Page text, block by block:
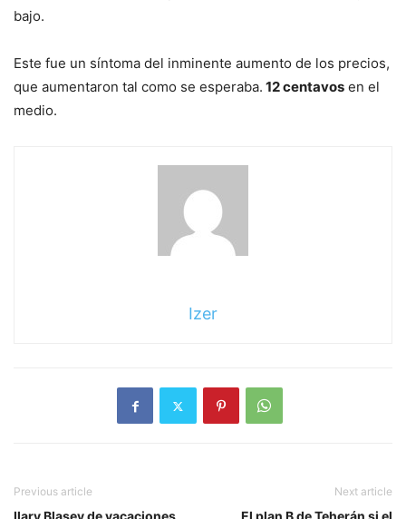
bajo.
Este fue un síntoma del inminente aumento de los precios,
que aumentaron tal como se esperaba. 12 centavos en el
medio.
Izer
Previous article Next article